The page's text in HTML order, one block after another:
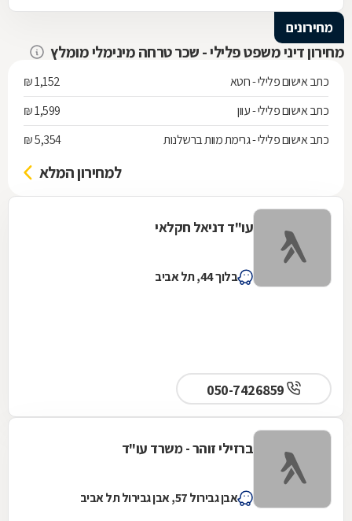
מחירונים
מחירון דיני משפט פלילי - שכר טרחה מינימלי מומלץ
כתב אישום פלילי - חטא
1,152 ₪
כתב אישום פלילי - עוון
1,599 ₪
כתב אישום פלילי - גרימת מוות ברשלנות
5,354 ₪
למחירון המלא
עו"ד דניאל חקלאי
בלוך 44, תל אביב
ברזילי זוהר - משרד עו"ד
אבן גבירול 57, אבן גבירול תל אביב